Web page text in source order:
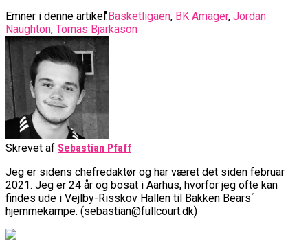
Medie: Lebron James Vil Stå I
Spidsen For USA Ved OL 2024
Emner i denne artikel:Basketligaen, BK Amager, Jordan
Naughton, Tomas Bjarkason
Skrevet af Sebastian Pfaff
Jeg er sidens chefredaktør og har været det siden februar
2021. Jeg er 24 år og bosat i Aarhus, hvorfor jeg ofte kan
findes ude i Vejlby-Risskov Hallen til Bakken Bears´
hjemmekampe. (sebastian@fullcourt.dk)